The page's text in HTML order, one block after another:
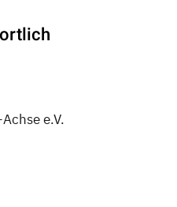
e.V.